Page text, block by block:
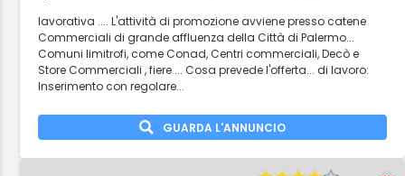
lavorativa .... L'attività di promozione avviene presso catene
Commerciali di grande affluenza della Città di Palermo...
Comuni limitrofi, come Conad, Centri commerciali, Decò e
Store Commerciali , fiere ... Cosa prevede l'offerta... di lavoro:
Inserimento con regolare...
GUARDA L'ANNUNCIO